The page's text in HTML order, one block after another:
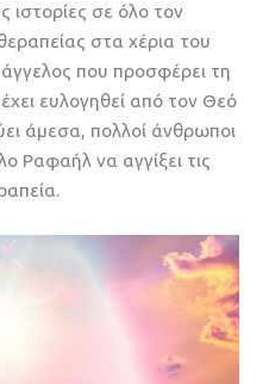
ιστορίες σε όλο τον
στα χέρια του
που προσφέρει τη
ευλογηθεί από τον Θεό
άμεσα, πολλοί άνθρωποι
Ραφαήλ να αγγίξει τις